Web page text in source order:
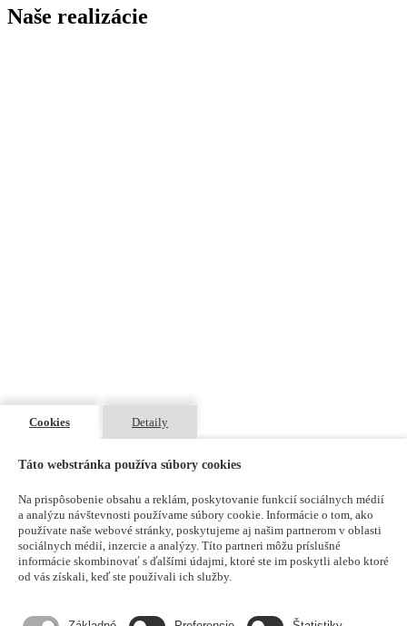
Naše realizácie
Kontakt
Odborárska 1270/3, 831 02 Bratislava
maxdetail@maxdetail.sk
+421 903 966 980
Cookies Detaily
Táto webstránka používa súbory cookies
Na prispôsobenie obsahu a reklám, poskytovanie funkcií sociálnych médií
a analýzu návštevnosti používame súbory cookie. Informácie o tom, ako
používate naše webové stránky, poskytujeme aj našim partnerom v oblasti
sociálnych médií, inzercie a analýzy. Títo partneri môžu príslušné
informácie skombinovať s ďalšími údajmi, ktoré ste im poskytli alebo ktoré
od vás získali, keď ste používali ich služby.